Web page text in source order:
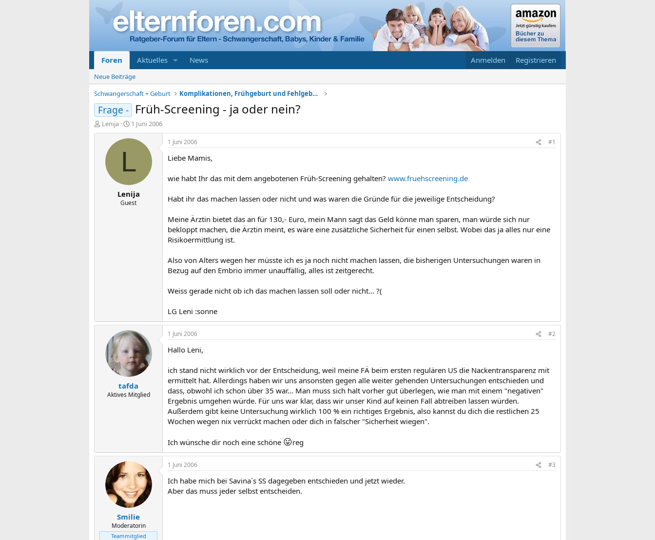
Foren Aktuelles News Anmelden Registrieren
Neue Beiträge
Schwangerschaft + Geburt
Komplikationen, Frühgeburt und Fehlgeburt
Frage - Früh-Screening - ja oder nein?
E
r
Lenija
E
r
s
l
t
a
m
1 Juni 2006
L
Lenija
Guest
1 Juni 2006 #1
Liebe Mamis,
wie habt Ihr das mit dem angebotenen Früh-Screening gehalten? www.fruehscreening.de
Habt ihr das machen lassen oder nicht und was waren die Gründe für die jeweilige Entscheidung?
Meine Ärztin bietet das an für 130,- Euro, mein Mann sagt das Geld könne man sparen, man würde sich nur
bekloppt machen, die Ärztin meint, es wäre eine zusätzliche Sicherheit für einen selbst. Wobei das ja alles nur eine
Risikoermittlung ist.
Also von Alters wegen her müsste ich es ja noch nicht machen lassen, die bisherigen Untersuchungen waren in
Bezug auf den Embrio immer unauffällig, alles ist zeitgerecht.
Weiss gerade nicht ob ich das machen lassen soll oder nicht... ?(
LG Leni :sonne
tafda
Aktives Mitglied
1 Juni 2006 #2
Hallo Leni,
ich stand nicht wirklich vor der Entscheidung, weil meine FÄ beim ersten regulären US die Nackentransparenz mit
ermittelt hat. Allerdings haben wir uns ansonsten gegen alle weiter gehenden Untersuchungen entschieden und
dass, obwohl ich schon über 35 war... Man muss sich halt vorher gut überlegen, wie man mit einem "negativen"
Ergebnis umgehen würde. Für uns war klar, dass wir unser Kind auf keinen Fall abtreiben lassen würden.
Außerdem gibt keine Untersuchung wirklich 100 % ein richtiges Ergebnis, also kannst du dich die restlichen 25
Wochen wegen nix verrückt machen oder dich in falscher "Sicherheit wiegen".
Ich wünsche dir noch eine schöne 😛reg
Smilie
Moderatorin
Teammitglied
1 Juni 2006 #3
Ich habe mich bei Savina´s SS dagegeben entschieden und jetzt wieder.
Aber das muss jeder selbst entscheiden.